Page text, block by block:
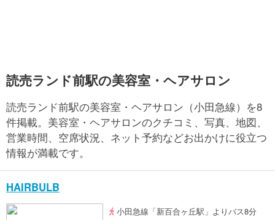
読売ランド前駅の美容室・ヘアサロン
読売ランド前駅の美容室・ヘアサロン（小田急線）を8
件掲載。美容室・ヘアサロンのクチコミ、写真、地図、
営業時間、空席状況、ネット予約などお出かけに役立つ
情報が満載です。
HAIRBULB
小田急線「新百合ヶ丘駅」よりバス8分